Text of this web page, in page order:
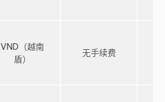
VND（越南
盾）
无手续费